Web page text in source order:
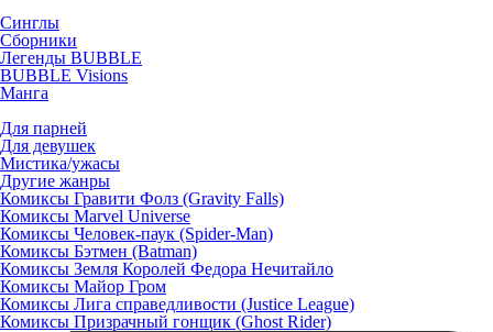
Синглы
Сборники
Легенды BUBBLE
BUBBLE Visions
Манга
Для парней
Для девушек
Мистика/ужасы
Другие жанры
Комиксы Гравити Фолз (Gravity Falls)
Комиксы Marvel Universe
Комиксы Человек-паук (Spider-Man)
Комиксы Бэтмен (Batman)
Комиксы Земля Королей Федора Нечитайло
Комиксы Майор Гром
Комиксы Лига справедливости (Justice League)
Комиксы Призрачный гонщик (Ghost Rider)